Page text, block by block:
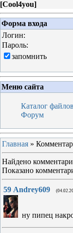
[Cool4you]
Форма входа
Логин:
Пароль:
запомнить
Меню сайта
Каталог файлов
Форум
Главная »
Найдено
Показано
59 Andrey609
ну пипец